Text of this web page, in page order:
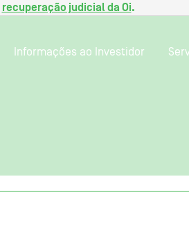
recuperação judicial da Oi.
Informações ao Investidor